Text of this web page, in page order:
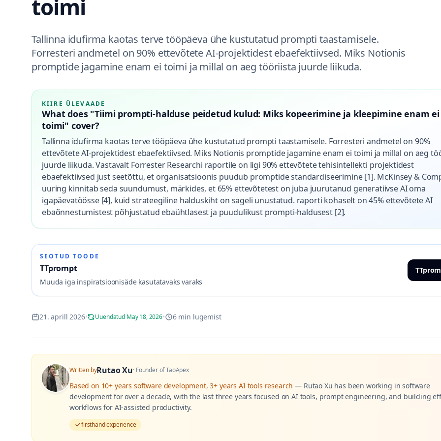
toimi
Tallinna idufirma kaotas terve tööpäeva ühe kustutatud prompti taastamisele.
Forresteri andmetel on 90% ettevõtete AI-projektidest ebaefektiivsed. Miks Notionis
promptide jagamine enam ei toimi ja millal on aeg tööriista juurde liikuda.
KIIRE ÜLEVAADE
What does "Tiimi prompti-halduse peidetud kulud: Miks kopeerimine ja kleepimine enam ei
toimi" cover?
Tallinna idufirma kaotas terve tööpäeva ühe kustutatud prompti taastamisele. Forresteri andmetel on 90%
ettevõtete AI-projektidest ebaefektiivsed. Miks Notionis promptide jagamine enam ei toimi ja millal on aeg
juurde liikuda. Vastavalt Forrester Researchi raportile on ligi 90% ettevõtete tehisintellekti projektidest
ebaefektiivsed just seetõttu, et organisatsioonis puudub promptide standardiseerimine [1]. McKinsey &
uuring kinnitab seda suundumust, märkides, et 65% ettevõtetest on juba juurutanud generatiivse AI oma
igapäevatöösse [4], kuid strateegiline halduskiht on sageli unustatud. raporti kohaselt on 45% ettevõtete AI
ebaõnnestumistest põhjustatud ebaühtlasest ja puudulikust prompti-haldusest [2].
SEOTUD TOODE
TTprompt
Muuda iga inspiratsioonisäde kasutatavaks varaks
21. aprill 2026• Uuendatud May 18, 2026• 6 min lugemist
Written byRutao Xu· Founder of TaoApex
Based on 10+ years software development, 3+ years AI tools research — Rutao Xu has been working in software
development for over a decade, with the last three years focused on AI tools, prompt engineering, and building
workflows for AI-assisted productivity.
firsthand experience